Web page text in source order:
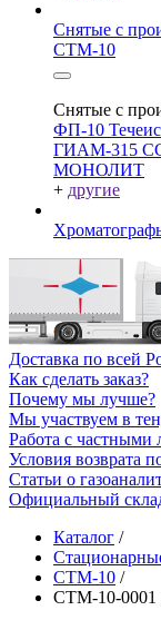
Снятые с
СТМ-10
Снятые с
ФП-10
ГИАМ-315
МОНОЛИТ
+ другие
Доставка по всей
Как сделать заказ?
Почему мы лучше?
Мы участвуем в
Работа с частными
Условия возврата
Статьи о
Официальный
Каталог /
СТМ-10 /
СТМ-10-